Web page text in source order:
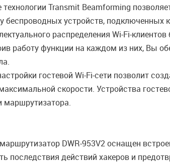
технологии Transmit Beamforming
беспроводных устройств, подключенных
распределения Wi-Fi-
работу функции на каждом из них, Вы
гостевой Wi-Fi-сети позволит
скорости. Устройства
маршрутизатора.
DWR-953V2 оснащен
последствия действий хакеров и